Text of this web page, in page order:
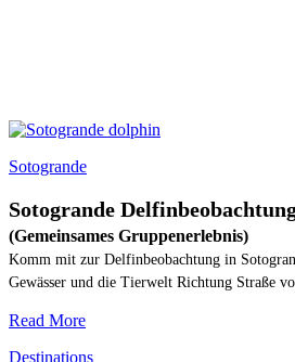
Sotogrande
Sotogrande
(Gemeinsames Gruppenerlebnis)
Komm mit zur Delfinbeobachtung in
Gewässer und die Tierwelt Richtung Straße
Read More
Destinations